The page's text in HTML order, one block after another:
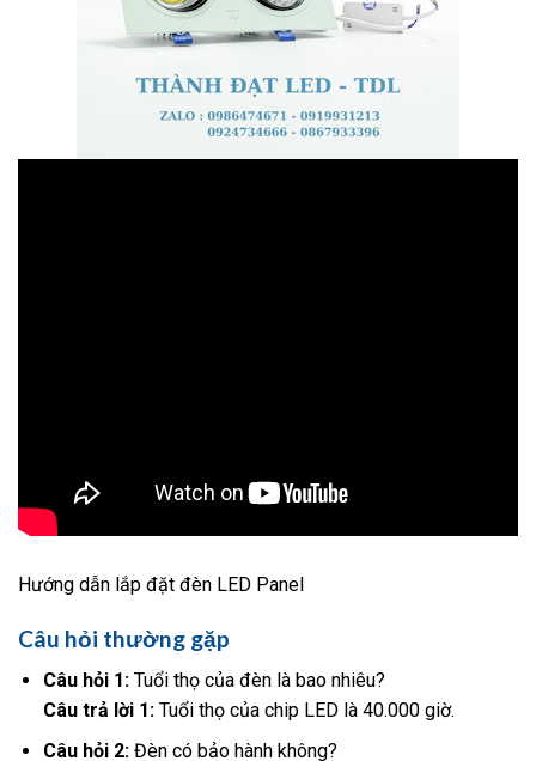
Hướng dẫn lắp đặt đèn LED Panel
Câu hỏi thường gặp
Câu hỏi 1:Tuổi thọ của đèn là bao nhiêu?
Câu trả lời 1:Tuổi thọ của chip LED là 40.000 giờ.
Câu hỏi 2:Đèn có bảo hành không?